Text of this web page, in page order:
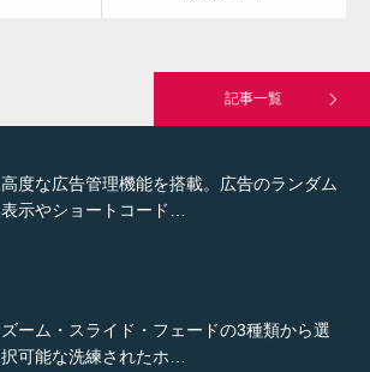
記事一覧
高度な広告管理機能を搭載。広告のランダム
表示やショートコード…
ズーム・スライド・フェードの3種類から選
択可能な洗練されたホ…